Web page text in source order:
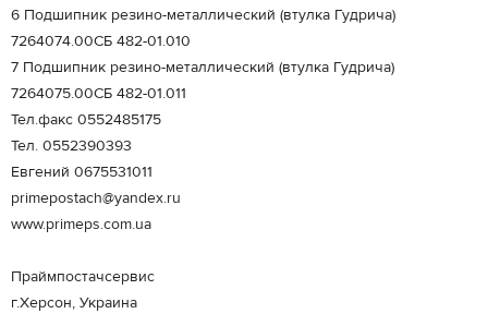
6 Подшипник резино-металлический (втулка Гудрича)
7264074.00СБ 482-01.010
7 Подшипник резино-металлический (втулка Гудрича)
7264075.00СБ 482-01.011
Тел.факс 0552485175
Тел. 0552390393
Евгений 0675531011
primepostach@yandex.ru
www.primeps.com.ua
Праймпостачсервис
г.Херсон, Украина